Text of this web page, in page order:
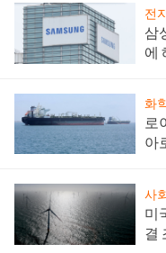
전
삼
에
화
로
아
사
미
결